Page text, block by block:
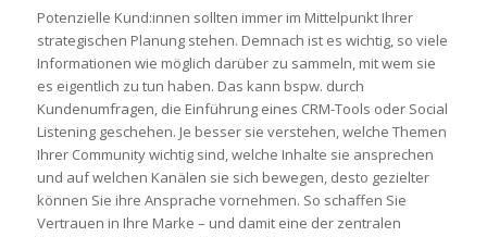
Potenzielle Kund:innen sollten immer im Mittelpunkt Ihrer
strategischen Planung stehen. Demnach ist es wichtig, so viele
Informationen wie möglich darüber zu sammeln, mit wem sie
es eigentlich zu tun haben. Das kann bspw. durch
Kundenumfragen, die Einführung eines CRM-Tools oder Social
Listening geschehen. Je besser sie verstehen, welche Themen
Ihrer Community wichtig sind, welche Inhalte sie ansprechen
und auf welchen Kanälen sie sich bewegen, desto gezielter
können Sie ihre Ansprache vornehmen. So schaffen Sie
Vertrauen in Ihre Marke – und damit eine der zentralen